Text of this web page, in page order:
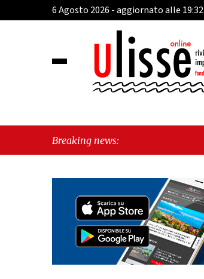
6 Agosto 2026 - aggiornato alle 19:32
Breaking news: